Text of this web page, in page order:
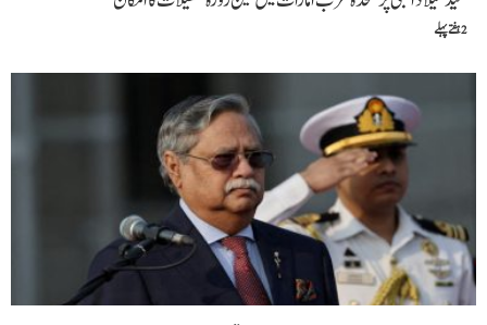
2 ہفتے پہلے